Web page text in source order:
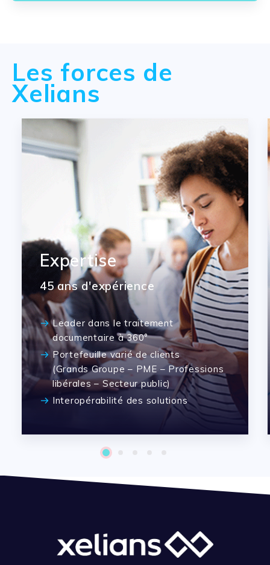
Les forces de
Xelians
Expertise
45 ans d'expérience
Leader dans le traitement
documentaire à 360°
Portefeuille varié de clients
(Grands Groupe – PME – Professions
libérales – Secteur public)
Interopérabilité des solutions